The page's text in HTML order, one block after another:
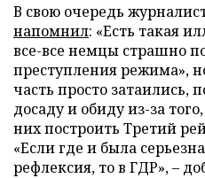
В свою очередь
напомнил: «Есть такая
все-все немцы страшно
преступления режима»,
часть просто затаились,
досаду и обиду из-за
них построить Третий
«Если где и была
рефлексия, то в ГДР», –